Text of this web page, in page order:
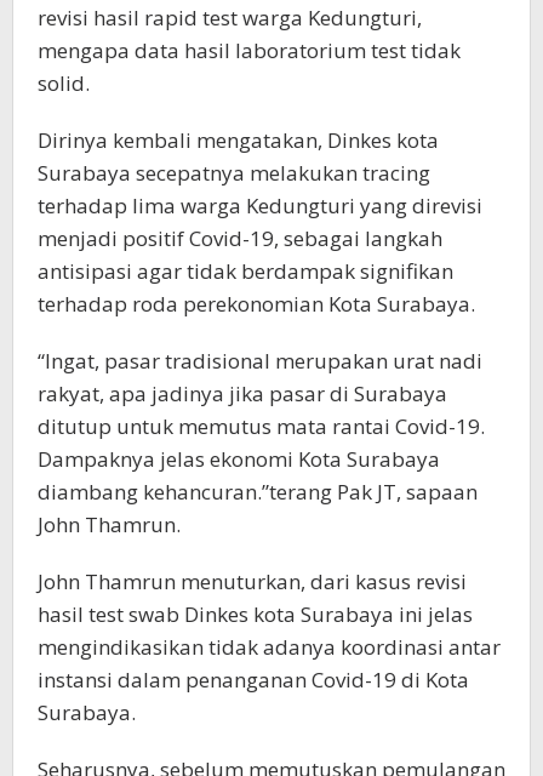
revisi hasil rapid test warga Kedungturi,
mengapa data hasil laboratorium test tidak
solid.
Dirinya kembali mengatakan, Dinkes kota
Surabaya secepatnya melakukan tracing
terhadap lima warga Kedungturi yang direvisi
menjadi positif Covid-19, sebagai langkah
antisipasi agar tidak berdampak signifikan
terhadap roda perekonomian Kota Surabaya.
“Ingat, pasar tradisional merupakan urat nadi
rakyat, apa jadinya jika pasar di Surabaya
ditutup untuk memutus mata rantai Covid-19.
Dampaknya jelas ekonomi Kota Surabaya
diambang kehancuran.”terang Pak JT, sapaan
John Thamrun.
John Thamrun menuturkan, dari kasus revisi
hasil test swab Dinkes kota Surabaya ini jelas
mengindikasikan tidak adanya koordinasi antar
instansi dalam penanganan Covid-19 di Kota
Surabaya.
Seharusnya, sebelum memutuskan pemulangan